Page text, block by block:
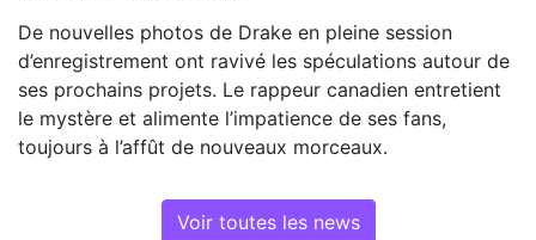
De nouvelles photos de Drake en pleine session
d’enregistrement ont ravivé les spéculations autour de
ses prochains projets. Le rappeur canadien entretient
le mystère et alimente l’impatience de ses fans,
toujours à l’affût de nouveaux morceaux.
Voir toutes les news